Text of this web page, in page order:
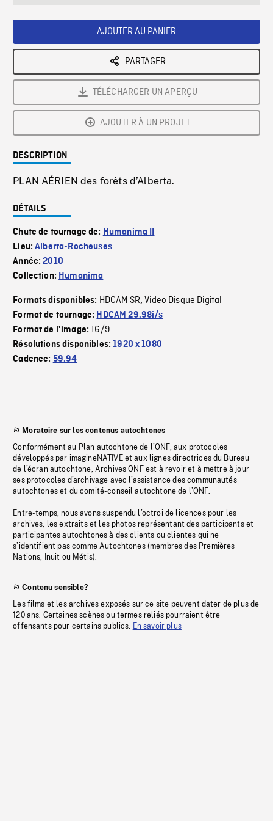
AJOUTER AU PANIER
PARTAGER
TÉLÉCHARGER UN APERÇU
AJOUTER À UN PROJET
DESCRIPTION
PLAN AÉRIEN des forêts d’Alberta.
DÉTAILS
Chute de tournage de: Humanima II
Lieu:Alberta-Rocheuses
Année:2010
Collection: Humanima
Formats disponibles: HDCAM SR,Video Disque Digital
Format de tournage: HDCAM 29.98i/s
Format de l'image:16/9
Résolutions disponibles:1920 x 1080
Cadence: 59.94
Moratoire sur les contenus autochtones
Conformément au Plan autochtone de l’ONF, aux protocoles
développés par imagineNATIVE et aux lignes directrices du Bureau
de l’écran autochtone, Archives ONF est à revoir et à mettre à jour
ses protocoles d’archivage avec l’assistance des communautés
autochtones et du comité-conseil autochtone de l’ONF.
Entre-temps, nous avons suspendu l’octroi de licences pour les
archives, les extraits et les photos représentant des participants et
participantes autochtones à des clients ou clientes qui ne
s’identifient pas comme Autochtones (membres des Premières
Nations, Inuit ou Métis).
Contenu sensible?
Les films et les archives exposés sur ce site peuvent dater de plus de
120 ans. Certaines scènes ou termes reliés pourraient être
offensants pour certains publics. En savoir plus